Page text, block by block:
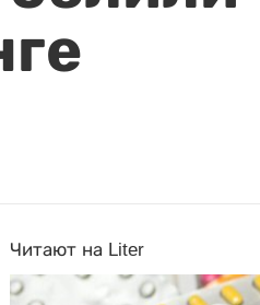
Читают на Liter